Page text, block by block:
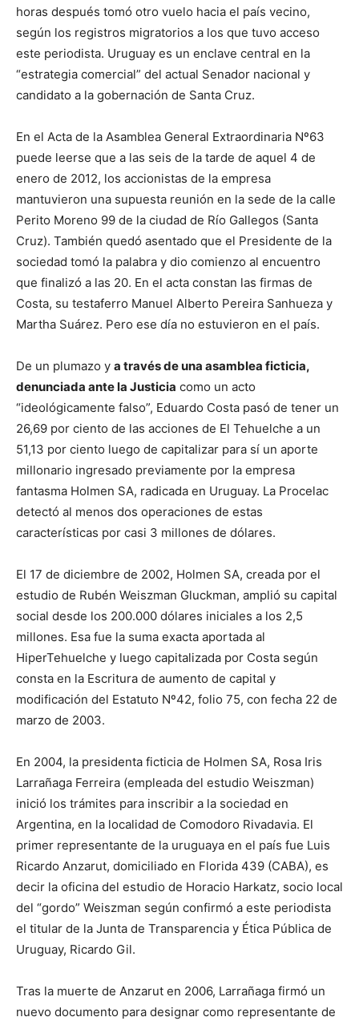
horas después tomó otro vuelo hacia el país vecino,
según los registros migratorios a los que tuvo acceso
este periodista. Uruguay es un enclave central en la
“estrategia comercial” del actual Senador nacional y
candidato a la gobernación de Santa Cruz.
En el Acta de la Asamblea General Extraordinaria Nº63
puede leerse que a las seis de la tarde de aquel 4 de
enero de 2012, los accionistas de la empresa
mantuvieron una supuesta reunión en la sede de la calle
Perito Moreno 99 de la ciudad de Río Gallegos (Santa
Cruz). También quedó asentado que el Presidente de la
sociedad tomó la palabra y dio comienzo al encuentro
que finalizó a las 20. En el acta constan las firmas de
Costa, su testaferro Manuel Alberto Pereira Sanhueza y
Martha Suárez. Pero ese día no estuvieron en el país.
De un plumazo y a través de una asamblea ficticia,
denunciada ante la Justicia como un acto
“ideológicamente falso”, Eduardo Costa pasó de tener un
26,69 por ciento de las acciones de El Tehuelche a un
51,13 por ciento luego de capitalizar para sí un aporte
millonario ingresado previamente por la empresa
fantasma Holmen SA, radicada en Uruguay. La Procelac
detectó al menos dos operaciones de estas
características por casi 3 millones de dólares.
El 17 de diciembre de 2002, Holmen SA, creada por el
estudio de Rubén Weiszman Gluckman, amplió su capital
social desde los 200.000 dólares iniciales a los 2,5
millones. Esa fue la suma exacta aportada al
HiperTehuelche y luego capitalizada por Costa según
consta en la Escritura de aumento de capital y
modificación del Estatuto Nº42, folio 75, con fecha 22 de
marzo de 2003.
En 2004, la presidenta ficticia de Holmen SA, Rosa Iris
Larrañaga Ferreira (empleada del estudio Weiszman)
inició los trámites para inscribir a la sociedad en
Argentina, en la localidad de Comodoro Rivadavia. El
primer representante de la uruguaya en el país fue Luis
Ricardo Anzarut, domiciliado en Florida 439 (CABA), es
decir la oficina del estudio de Horacio Harkatz, socio local
del “gordo” Weiszman según confirmó a este periodista
el titular de la Junta de Transparencia y Ética Pública de
Uruguay, Ricardo Gil.
Tras la muerte de Anzarut en 2006, Larrañaga firmó un
nuevo documento para designar como representante de